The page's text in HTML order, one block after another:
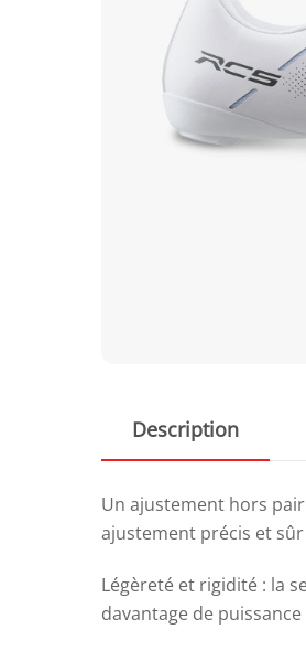
Description
Un ajustement hors
ajustement précis et sûr
Légèreté et rigidité : la
davantage de